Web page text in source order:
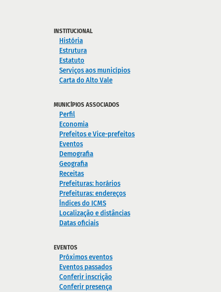
INSTITUCIONAL
História
Estrutura
Estatuto
Serviços aos municípios
Carta do Alto Vale
MUNICÍPIOS ASSOCIADOS
Perfil
Economia
Prefeitos e Vice-prefeitos
Eventos
Demografia
Geografia
Receitas
Prefeituras: horários
Prefeituras: endereços
Índices do ICMS
Localização e distâncias
Datas oficiais
EVENTOS
Próximos eventos
Eventos passados
Conferir inscrição
Conferir presença